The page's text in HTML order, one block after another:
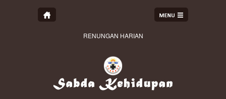
RENUNGAN HARIAN